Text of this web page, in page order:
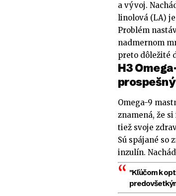
a vývoj.
linolová (LA)
Problém
nadmernom
preto dôležité
H3
Omega-9
znamená, že
tiež svoje
Sú spájané so
inzulín.
"Kľúčom k